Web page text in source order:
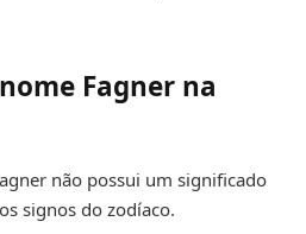
Fagner na
não possui um significado
signos do zodíaco.